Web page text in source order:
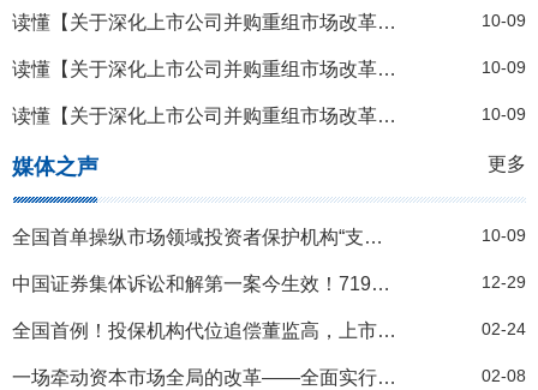
读懂【关于深化上市公司并购重组市场改革的意见】——提升重组市场交易效率 10-09
读懂【关于深化上市公司并购重组市场改革的意见】——依法加强监管 10-09
读懂【关于深化上市公司并购重组市场改革的意见】——支持上市公司向新质生产力方向转型升级 10-09
媒体之声 更多
全国首单操纵市场领域投资者保护机构“支持诉讼+损失测算”案件胜诉 10-09
中国证券集体诉讼和解第一案今生效！7195名科创板投资者获2.8亿余元全额赔偿 12-29
全国首例！投保机构代位追偿董监高，上市公司获3.35亿元全额赔偿 02-24
一场牵动资本市场全局的改革——全面实行股票发行注册制观察 02-08